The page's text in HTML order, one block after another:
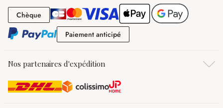
Chèque Chèque
Paiement anticipé
Nos partenaires d'expédition